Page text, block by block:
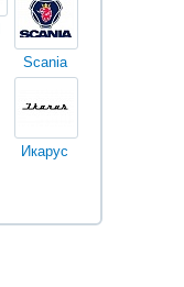
Scania
Икарус